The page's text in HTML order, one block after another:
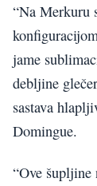
“Na Merkuru
jame
debljine
sastava
Domingue.
“Ove